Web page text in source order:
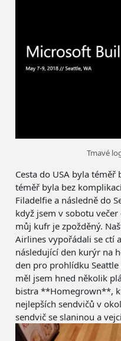
Tmavé
Cesta do USA byla
téměř byla bez
Filadelfie a následně do
když jsem v sobotu
můj kufr je zpožděný.
Airlines vypořádali se ctí
následující den kurýr na
den pro prohlídku
měl jsem hned několik
bistra **Homegrown**,
nejlepších sendvičů v
sendvič se slaninou a